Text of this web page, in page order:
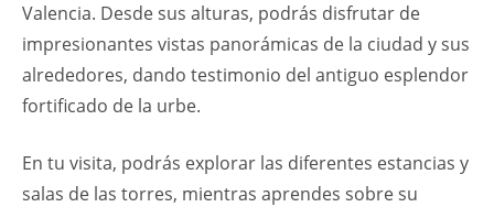
Valencia. Desde sus alturas, podrás disfrutar de
impresionantes vistas panorámicas de la ciudad y sus
alrededores, dando testimonio del antiguo esplendor
fortificado de la urbe.
En tu visita, podrás explorar las diferentes estancias y
salas de las torres, mientras aprendes sobre su